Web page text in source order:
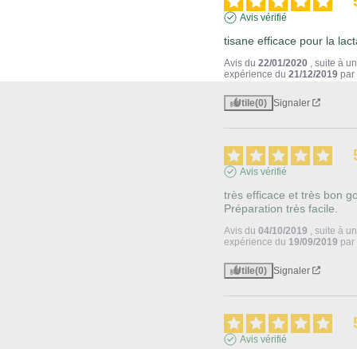
Avis vérifié
tisane efficace pour la
Avis du22/01/2020
, suite à
expérience du21/12/2019 par
Utile(0) Signaler
Avis vérifié
très efficace et très bon
Préparation très facile.
Avis du04/10/2019
, suite à
expérience du 19/09/2019 par
Utile(0) Signaler
Avis vérifié